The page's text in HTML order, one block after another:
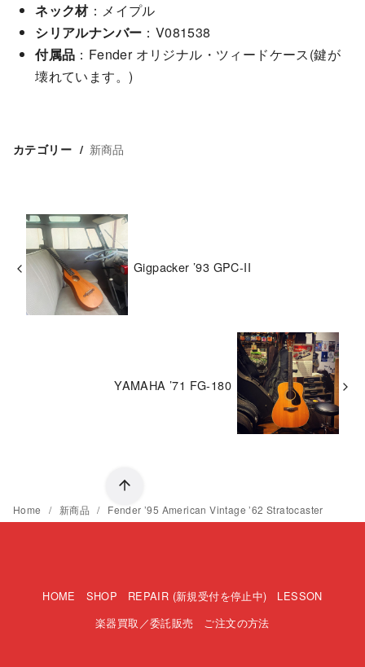
ネック材：メイプル
シリアルナンバー ：V081538
付属品 ：Fender オリジナル・ツィードケース(鍵が
壊れています。)
カテゴリー 新商品
Gigpacker ’93 GPC-II
YAMAHA ’71 FG-180
Home 新商品 Fender ’95 American Vintage ’62 Stratocaster
HOME SHOP REPAIR (新規受付を停止中)
LESSON
楽器買取／委託販売
ご注文の方法